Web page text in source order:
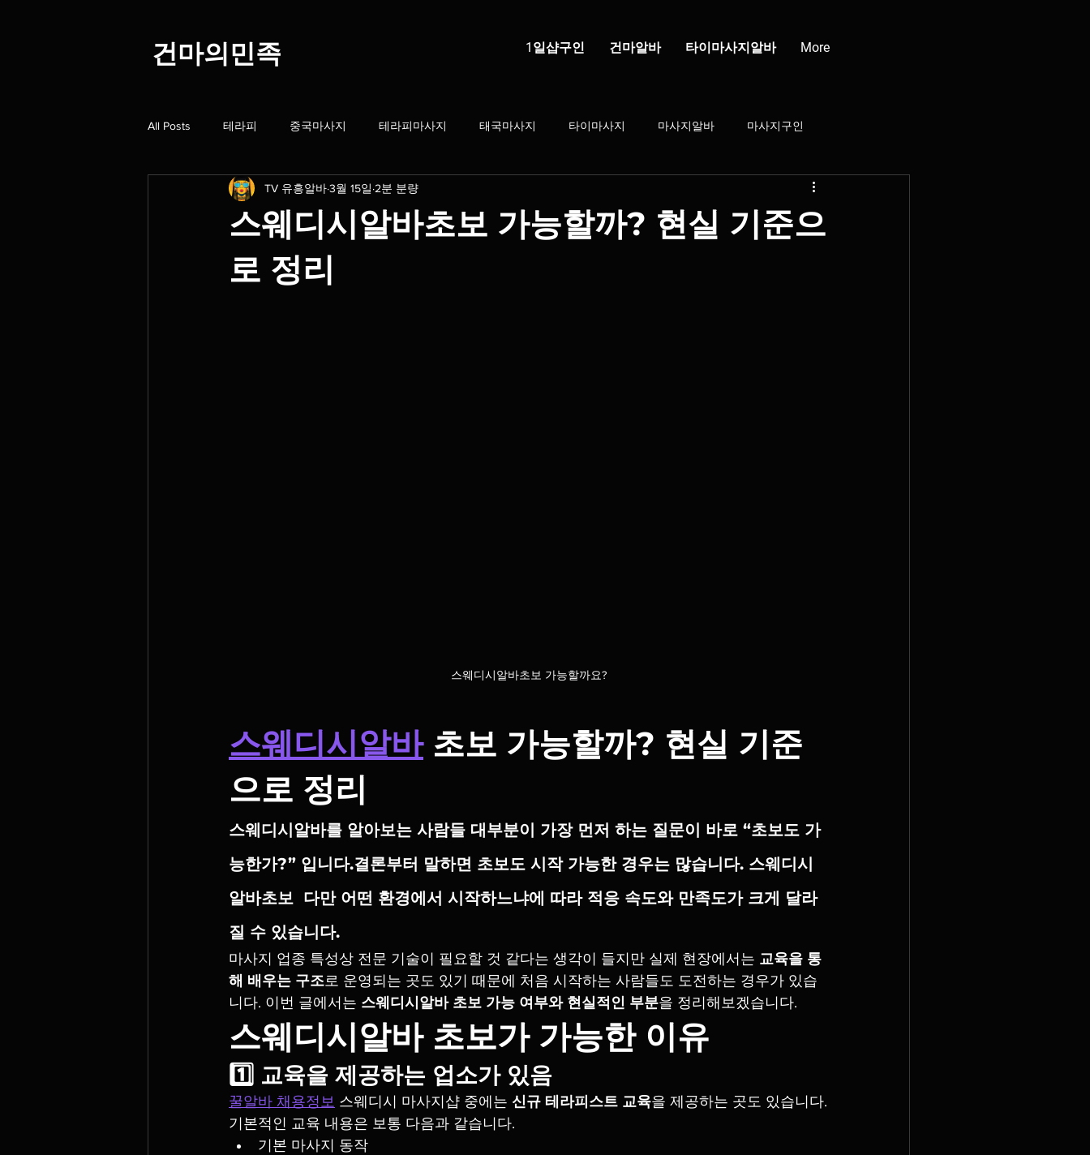
​건마의민족 1일샵구인 건마알바 타이마사지알바 More
All Posts 테라피 중국마사지 테라피마사지 태국마사지 타이마사지 마사지알바 마사지구인
스웨디시알바 스웨디시구인 건전마사지
스웨디시1인샵
스웨디시알바초보 가능할까? 현실 기준으
로 정리
TV 유흥알바3월 15일 2분 분량
스웨디시알바초보 가능할까요?
스웨디시알바 초보 가능할까? 현실 기준
으로 정리
스웨디시알바를 알아보는 사람들 대부분이 가장 먼저 하는 질문이 바로 “초보도 가
능한가?” 입니다.결론부터 말하면 초보도 시작 가능한 경우는 많습니다. 스웨디시
알바초보  다만 어떤 환경에서 시작하느냐에 따라 적응 속도와 만족도가 크게 달라
질 수 있습니다.
마사지 업종 특성상 전문 기술이 필요할 것 같다는 생각이 들지만 실제 현장에서는 교육을 통
해 배우는 구조로 운영되는 곳도 있기 때문에 처음 시작하는 사람들도 도전하는 경우가 있습
니다. 이번 글에서는 스웨디시알바 초보 가능 여부와 현실적인 부분을 정리해보겠습니다.
스웨디시알바 초보가 가능한 이유
1️⃣ 교육을 제공하는 업소가 있음
꿀알바 채용정보 스웨디시 마사지샵 중에는 신규 테라피스트 교육을 제공하는 곳도 있습니다.
기본적인 교육 내용은 보통 다음과 같습니다.
기본 마사지 동작